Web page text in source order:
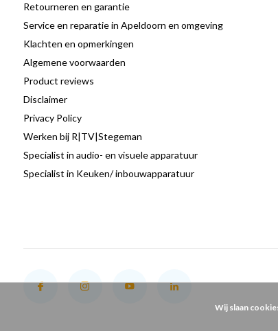
Retourneren en garantie
Service en reparatie in Apeldoorn en omgeving
Klachten en opmerkingen
Algemene voorwaarden
Product reviews
Disclaimer
Privacy Policy
Werken bij R|TV|Stegeman
Specialist in audio- en visuele apparatuur
Specialist in Keuken/ inbouwapparatuur
Wij slaan